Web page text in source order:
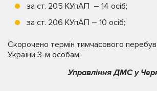
за ст. 205 КУпАП – 14 осіб;
за ст. 206 КУпАП – 10 осіб;
Скорочено термін тимчасового
України 3-м особам.
Управління ДМС у